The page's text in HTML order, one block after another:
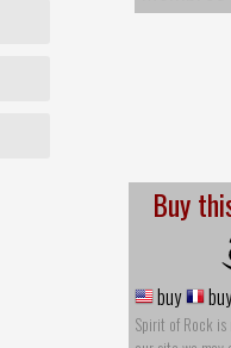
Buy
buy buy
Spirit of Rock